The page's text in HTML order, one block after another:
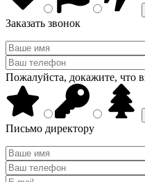
Заказать звонок
Пожалуйста, докажите, что
Письмо директору